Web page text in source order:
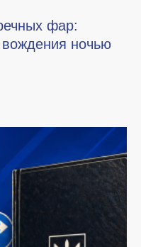
фар:
вождения ночью